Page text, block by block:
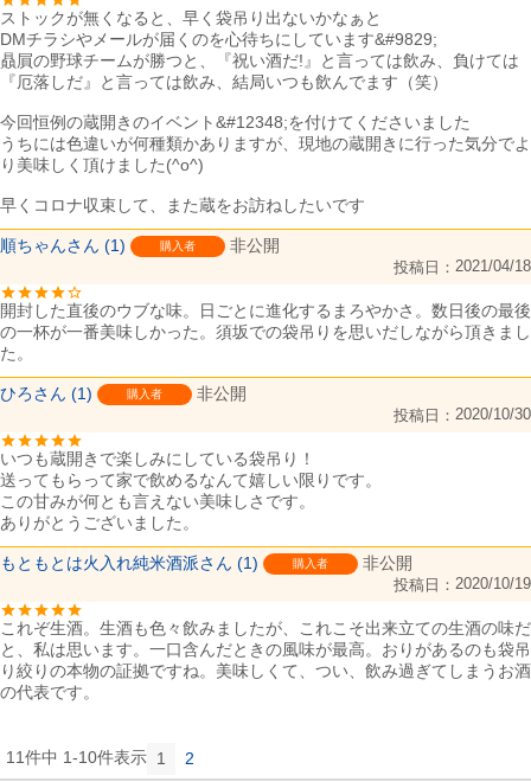
ストックが無くなると、早く袋吊り出ないかなぁと
DMチラシやメールが届くのを心待ちにしています&#9829;
贔屓の野球チームが勝つと、『祝い酒だ!』と言っては飲み、負けては
『厄落しだ』と言っては飲み、結局いつも飲んでます（笑）
今回恒例の蔵開きのイベント&#12348;を付けてくださいました
うちには色違いが何種類かありますが、現地の蔵開きに行った気分でよ
り美味しく頂けました(^o^)
早くコロナ収束して、また蔵をお訪ねしたいです
順ちゃん 1 購入者 非公開
投稿日 2021/04/18
開封した直後のウブな味。日ごとに進化するまろやかさ。数日後の最後
の一杯が一番美味しかった。須坂での袋吊りを思いだしながら頂きまし
た。
ひろ 1 購入者 非公開
投稿日 2020/10/30
いつも蔵開きで楽しみにしている袋吊り！
送ってもらって家で飲めるなんて嬉しい限りです。
この甘みが何とも言えない美味しさです。
ありがとうございました。
もともとは火入れ純米酒派 1 購入者 非公開
投稿日 2020/10/19
これぞ生酒。生酒も色々飲みましたが、これこそ出来立ての生酒の味だ
と、私は思います。一口含んだときの風味が最高。おりがあるのも袋吊
り絞りの本物の証拠ですね。美味しくて、つい、飲み過ぎてしまうお酒
の代表です。
11件中 1-10件表示 1 2